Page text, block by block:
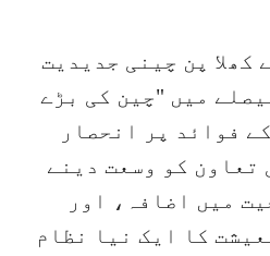
کھلا پن چینی جدیدیت
میں "چین کی بڑے
فوائد پر انحصار
تعاون کو وسعت دینے
میں اضافہ، اور
کا ایک نیا نظام